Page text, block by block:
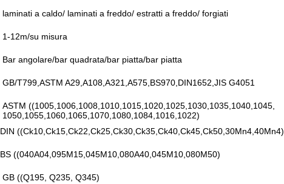
laminati a caldo/ laminati a freddo/ estratti a freddo/ forgiati
1-12m/su misura
Bar angolare/bar quadrata/bar piatta/bar piatta
GB/T799,ASTM A29,A108,A321,A575,BS970,DIN1652,JIS G4051
ASTM ((1005,1006,1008,1010,1015,1020,1025,1030,1035,1040,1045,
1050,1055,1060,1065,1070,1080,1084,1016,1022)
DIN ((Ck10,Ck15,Ck22,Ck25,Ck30,Ck35,Ck40,Ck45,Ck50,30Mn4,40Mn4)
BS ((040A04,095M15,045M10,080A40,045M10,080M50)
GB ((Q195, Q235, Q345)